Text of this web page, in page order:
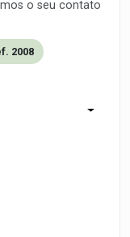
o seu contato
2008